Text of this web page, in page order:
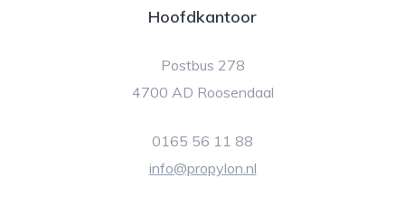
Hoofdkantoor
Postbus 278
4700 AD Roosendaal
0165 56 11 88
info@propylon.nl